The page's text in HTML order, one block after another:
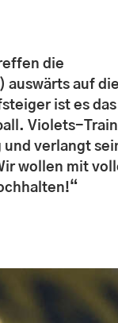
die
auswärts auf
ist es das
Violets-
und verlangt
wollen mit